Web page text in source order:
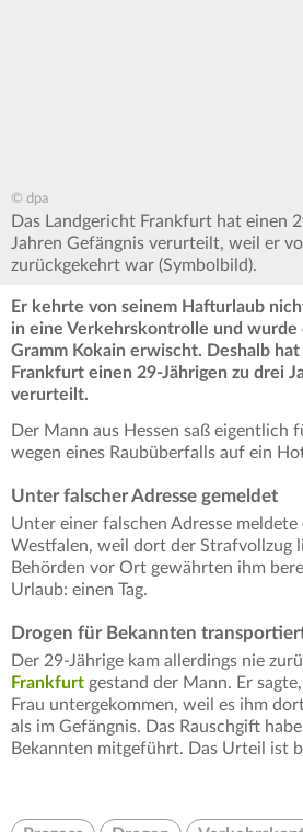
© dpa
Das Landgericht Frankfurt hat einen
Jahren Gefängnis verurteilt, weil er
zurückgekehrt war (Symbolbild).
Er kehrte von seinem Hafturlaub
in eine Verkehrskontrolle und wurde
Gramm Kokain erwischt. Deshalb
Frankfurt einen 29-Jährigen zu drei
verurteilt.
Der Mann aus Hessen saß eigentlich
wegen eines Raubüberfalls auf ein
Unter falscher Adresse gemeldet
Unter einer falschen Adresse
Westfalen, weil dort der Strafvollzug
Behörden vor Ort gewährten ihm
Urlaub: einen Tag.
Drogen für Bekannten
Der 29-Jährige kam allerdings nie
Frankfurt gestand der Mann. Er
Frau untergekommen, weil es ihm
als im Gefängnis. Das Rauschgift
Bekannten mitgeführt. Das Urteil ist